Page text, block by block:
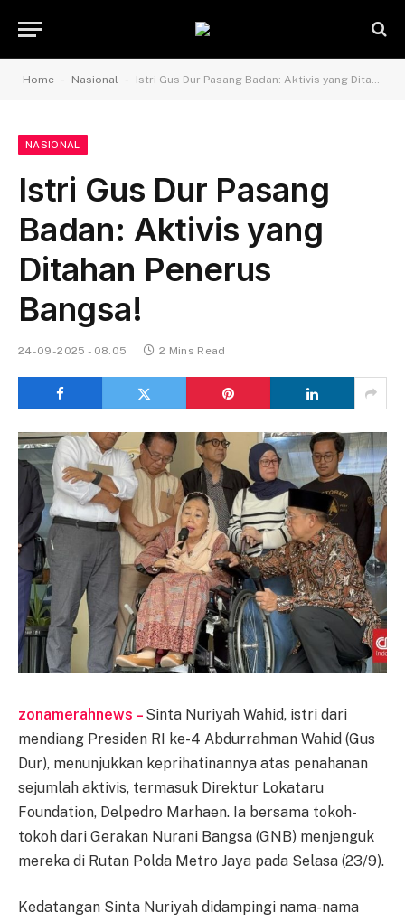
Home - Nasional - Istri Gus Dur Pasang Badan: Aktivis yang Ditahan Penerus Bangsa!
NASIONAL
Istri Gus Dur Pasang
Badan: Aktivis yang
Ditahan Penerus
Bangsa!
24-09-2025 - 08.05 2 Mins Read
zonamerahnews – Sinta Nuriyah Wahid, istri dari
mendiang Presiden RI ke-4 Abdurrahman Wahid (Gus
Dur), menunjukkan keprihatinannya atas penahanan
sejumlah aktivis, termasuk Direktur Lokataru
Foundation, Delpedro Marhaen. Ia bersama tokoh-
tokoh dari Gerakan Nurani Bangsa (GNB) menjenguk
mereka di Rutan Polda Metro Jaya pada Selasa (23/9).
Kedatangan Sinta Nuriyah didampingi nama-nama